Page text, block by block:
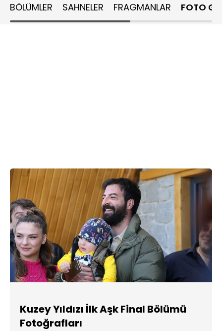
BÖLÜMLER SAHNELER FRAGMANLAR FOTO
Kuzey Yıldızı İlk Aşk Final Bölümü
Fotoğrafları